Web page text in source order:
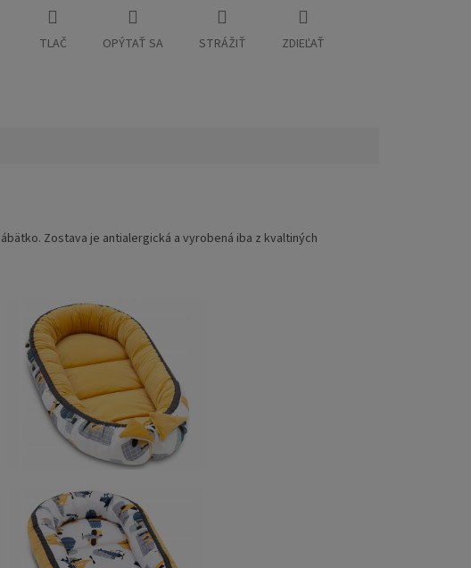
TLAČ OPÝTAŤ SA STRÁŽIŤ ZDIEĽAŤ
Zostava je antialergická a vyrobená iba z kvaltiných